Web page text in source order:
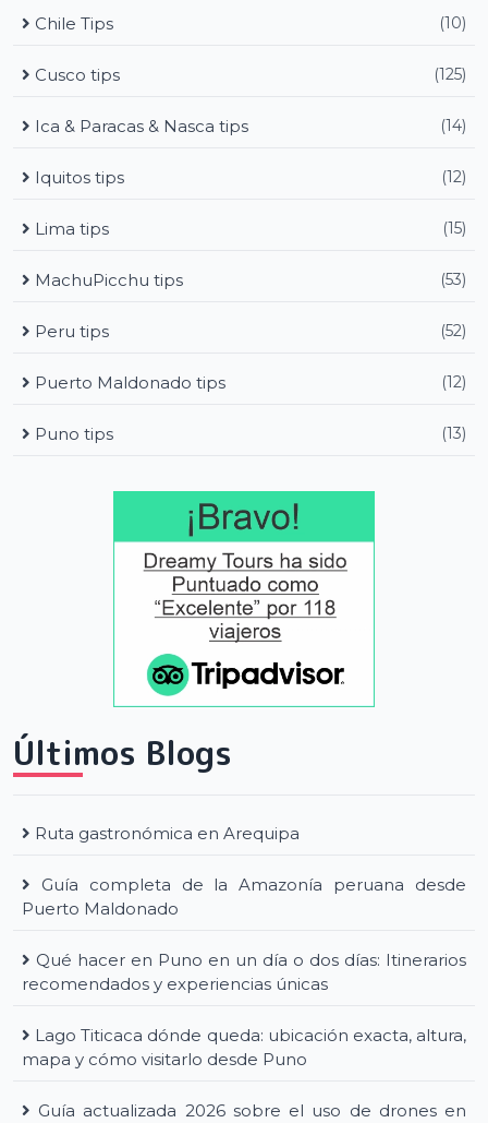
Chile Tips (10)
Cusco tips (125)
Ica & Paracas & Nasca tips (14)
Iquitos tips (12)
Lima tips (15)
MachuPicchu tips (53)
Peru tips (52)
Puerto Maldonado tips (12)
Puno tips (13)
Últimos Blogs
Ruta gastronómica en Arequipa
Guía completa de la Amazonía peruana desde
Puerto Maldonado
Qué hacer en Puno en un día o dos días: Itinerarios
recomendados y experiencias únicas
Lago Titicaca dónde queda: ubicación exacta, altura,
mapa y cómo visitarlo desde Puno
Guía actualizada 2026 sobre el uso de drones en